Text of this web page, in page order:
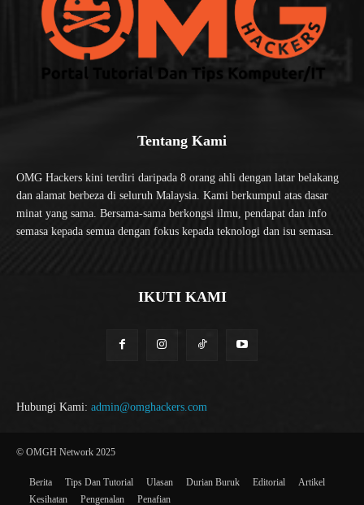
Tentang Kami
OMG Hackers kini terdiri daripada 8 orang ahli dengan latar belakang
dan alamat berbeza di seluruh Malaysia. Kami berkumpul atas dasar
minat yang sama. Bersama-sama berkongsi ilmu, pendapat dan info
semasa kepada semua dengan fokus kepada teknologi dan isu semasa.
IKUTI KAMI
Hubungi Kami: admin@omghackers.com
© OMGH Network 2025
Berita Tips Dan Tutorial Ulasan Durian Buruk Editorial
Artikel
Kesihatan
Pengenalan Penafian